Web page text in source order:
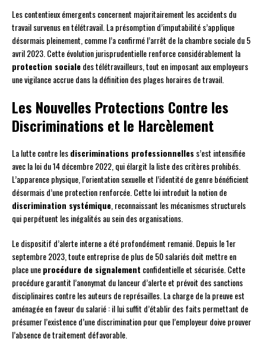
Les contentieux émergents concernent majoritairement les accidents du
travail survenus en télétravail. La présomption d’imputabilité s’applique
désormais pleinement, comme l’a confirmé l’arrêt de la chambre sociale du 5
avril 2023. Cette évolution jurisprudentielle renforce considérablement la
protection socialedes télétravailleurs, tout en imposant aux employeurs
une vigilance accrue dans la définition des plages horaires de travail.
Les Nouvelles Protections Contre les
Discriminations et le Harcèlement
La lutte contre lesdiscriminations professionnelles s’est intensifiée
avec la loi du 14 décembre 2022, qui élargit la liste des critères prohibés.
L’apparence physique, l’orientation sexuelle et l’identité de genre bénéficient
désormais d’une protection renforcée. Cette loi introduit la notion de
discrimination systémique, reconnaissant les mécanismes structurels
qui perpétuent les inégalités au sein des organisations.
Le dispositif d’alerte interne a été profondément remanié. Depuis le 1er
septembre 2023, toute entreprise de plus de 50 salariés doit mettre en
place uneprocédure de signalement confidentielle et sécurisée. Cette
procédure garantit l’anonymat du lanceur d’alerte et prévoit des sanctions
disciplinaires contre les auteurs de représailles. La charge de la preuve est
aménagée en faveur du salarié : il lui suffit d’établir des faits permettant de
présumer l’existence d’une discrimination pour que l’employeur doive prouver
l’absence de traitement défavorable.